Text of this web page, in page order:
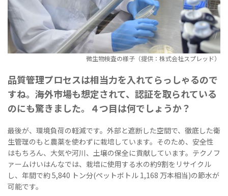
微生物検査の様子（提供：株式会社スプレッド）
品質管理プロセスは相当力を入れてらっしゃるので
すね。海外市場も想定されて、認証を取られている
のにも驚きました。４つ目は何でしょうか？
最後が、環境負荷の軽減です。外部と遮断した空間で、徹底した衛
生管理のもと農薬を使わずに栽培しています。そのため、安全性
はもちろん、大気や河川、土壌の保全に貢献しています。テクノフ
ァームけいはんなでは、栽培に使用する水の約9割をリサイクル
し、年間で約 5,840 トン分(ペットボトル 1,168 万本相当)の節水が
可能です。